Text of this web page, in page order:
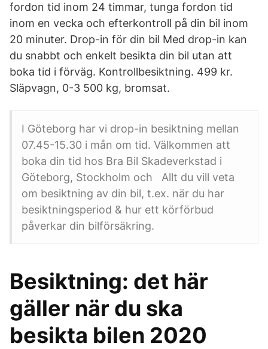
fordon tid inom 24 timmar, tunga fordon tid
inom en vecka och efterkontroll på din bil inom
20 minuter. Drop-in för din bil Med drop-in kan
du snabbt och enkelt besikta din bil utan att
boka tid i förväg. Kontrollbesiktning. 499 kr.
Släpvagn, 0-3 500 kg, bromsat.
I Göteborg har vi drop-in besiktning mellan
07.45-15.30 i mån om tid. Välkommen att
boka din tid hos Bra Bil Skadeverkstad i
Göteborg, Stockholm och Allt du vill veta
om besiktning av din bil, t.ex. när du har
besiktningsperiod & hur ett körförbud
påverkar din bilförsäkring.
Besiktning: det här
gäller när du ska
besikta bilen 2020